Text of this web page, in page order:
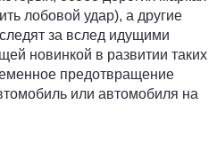
лобовой удар), а другие
за вслед идущими
новинкой в развитии таких
предотвращение
или автомобиля на